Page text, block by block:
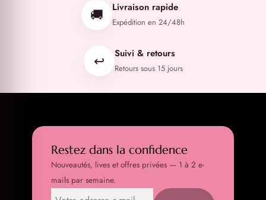
🚚 Livraison rapide
Expédition en 24/48h
↩️ Suivi & retours
Retours sous 15 jours
Restez dans la confidence
Nouveautés, lives et offres privées — 1 à 2 e-
mails par semaine.